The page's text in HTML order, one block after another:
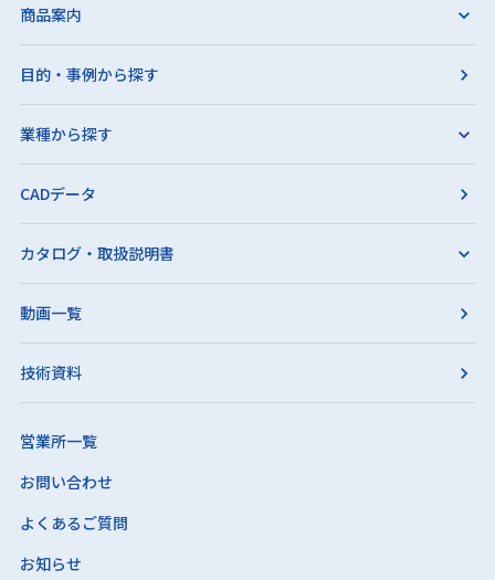
商品案内
目的・事例から探す
業種から探す
CADデータ
カタログ・取扱説明書
動画一覧
技術資料
営業所一覧
お問い合わせ
よくあるご質問
お知らせ